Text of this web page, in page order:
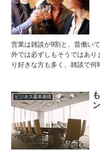
営業は雑談が9割と、昔働い
外では必ずしもそうではあり
り好きな方も多く、雑談で
ビジネス基本表現